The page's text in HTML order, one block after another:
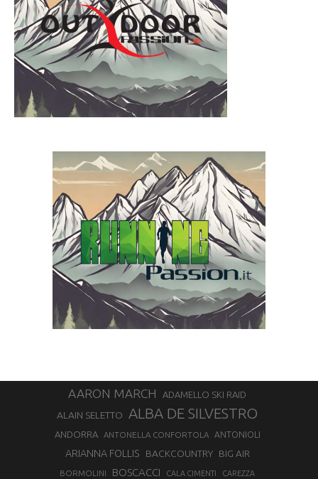
AARON MARCH ADAMELLO SKI RAID
ALAIN SELETTO ALBA DE SILVESTRO
ANDORRA ANTONELLA CONFORTOLA ANTONIOLI
ARIANNA FOLLIS BACKCOUNTRY BIG AIR
BORMOLINI BOSCACCI CALA CIMENTI CAREZZA